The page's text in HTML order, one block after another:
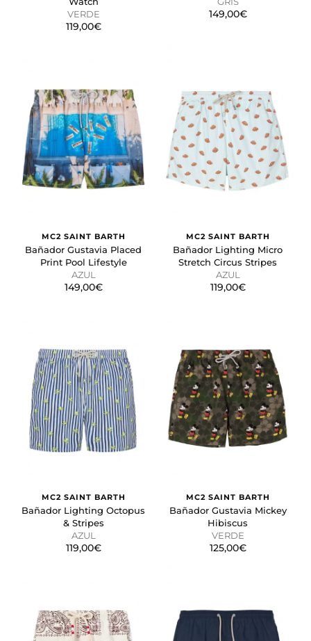
VERDE
119,00€
149,00€
MC2 SAINT BARTH
Bañador Gustavia Placed
Print Pool Lifestyle
AZUL
149,00€
MC2 SAINT BARTH
Bañador Lighting Micro
Stretch Circus Stripes
AZUL
119,00€
MC2 SAINT BARTH
Bañador Lighting Octopus
& Stripes
AZUL
119,00€
MC2 SAINT BARTH
Bañador Gustavia Mickey
Hibiscus
VERDE
125,00€